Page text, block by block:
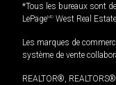
*Tous les bureaux sont
LePageMD West Real
Les marques de
système de vente
REALTOR®,